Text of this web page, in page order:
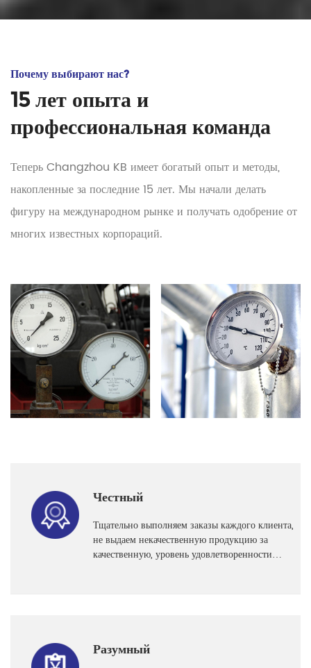
Почему выбирают нас?
15 лет опыта и
профессиональная команда
Теперь Changzhou KB имеет богатый опыт и методы,
накопленные за последние 15 лет. Мы начали делать
фигуру на международном рынке и получать одобрение от
многих известных корпораций.
Честный
Тщательно выполняем заказы каждого клиента,
не выдаем некачественную продукцию за
качественную, уровень удовлетворенности
Разумный